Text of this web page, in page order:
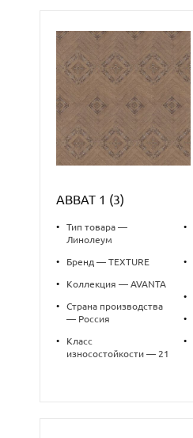
ABBAT 1 (3)
•
Тип товара —
Линолеум
• Бренд — TEXTURE
• Коллекция — AVANTA
•
Страна производства
— Россия
•
Класс
износостойкости — 21
•
•
•
•
•